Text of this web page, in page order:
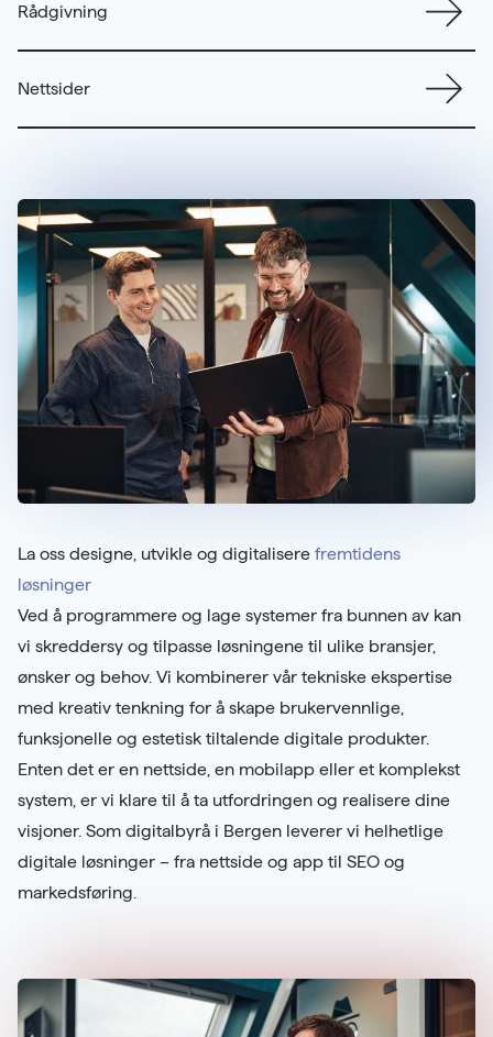
Rådgivning
Nettsider
La oss designe, utvikle og digitalisere fremtidens
løsninger
Ved å programmere og lage systemer fra bunnen av kan
vi skreddersy og tilpasse løsningene til ulike bransjer,
ønsker og behov. Vi kombinerer vår tekniske ekspertise
med kreativ tenkning for å skape brukervennlige,
funksjonelle og estetisk tiltalende digitale produkter.
Enten det er en nettside, en mobilapp eller et komplekst
system, er vi klare til å ta utfordringen og realisere dine
visjoner. Som digitalbyrå i Bergen leverer vi helhetlige
digitale løsninger – fra nettside og app til SEO og
markedsføring.